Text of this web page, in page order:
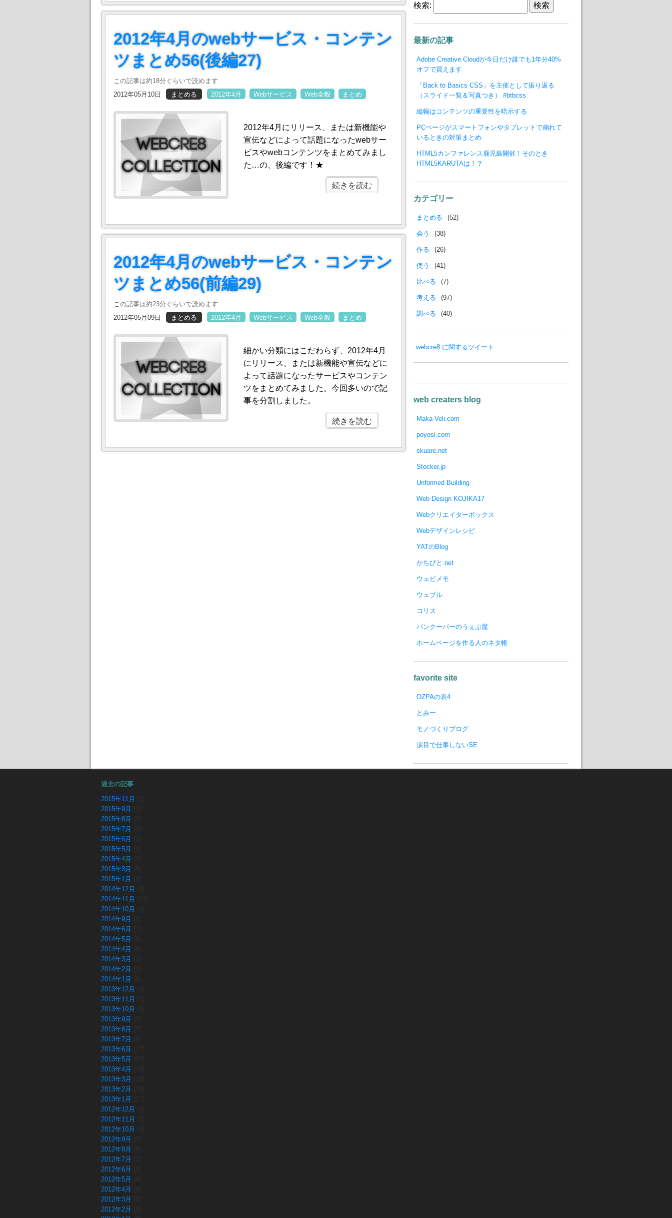
2012年4月のwebサービス・コンテン
ツまとめ56(後編27)
この記事は約18分ぐらいで読めます
2012年05月10日
まとめる 2012年4月 Webサービス Web全般 まとめ
2012年4月にリリース、または新機能や
宣伝などによって話題になったwebサー
ビスやwebコンテンツをまとめてみまし
た…の、後編です！★
続きを読む
2012年4月のwebサービス・コンテン
ツまとめ56(前編29)
この記事は約23分ぐらいで読めます
2012年05月09日
まとめる 2012年4月 Webサービス Web全般 まとめ
細かい分類にはこだわらず、2012年4月
にリリース、または新機能や宣伝などに
よって話題になったサービスやコンテン
ツをまとめてみました。今回多いので記
事を分割しました。
続きを読む
検索:
最新の記事
Adobe Creative Cloudが今日だけ誰でも1年分40%
オフで買えます
「Back to Basics CSS」を主催として振り返る
（スライド一覧＆写真つき） #btbcss
縦幅はコンテンツの重要性を暗示する
PCページがスマートフォンやタブレットで崩れて
いるときの対策まとめ
HTML5カンファレンス鹿児島開催！そのとき
HTML5KARUTAは！？
カテゴリー
まとめる (52)
会う (38)
作る (26)
使う (41)
比べる (7)
考える (97)
調べる (40)
webcre8 に関するツイート
web creaters blog
Maka-Veli.com
poyosi.com
skuare.net
Stocker.jp
Unformed Building
Web Design KOJIKA17
Webクリエイターボックス
Webデザインレシピ
YATのBlog
かちびと.net
ウェビメモ
ウェブル
コリス
バンクーバーのうぇぶ屋
ホームページを作る人のネタ帳
favorite site
OZPAの表4
とみー
モノづくりブログ
涙目で仕事しないSE
過去の記事
2015年11月
2015年9月
2015年8月
2015年7月
2015年6月
2015年5月
2015年4月
2015年3月
2015年1月
2014年12月
2014年11月
2014年10月
2014年9月
2014年6月
2014年5月
2014年4月
2014年3月
2014年2月
2014年1月
2013年12月
2013年11月
2013年10月
2013年9月
2013年8月
2013年7月
2013年6月
2013年5月
2013年4月
2013年3月
2013年2月
2013年1月
2012年12月
2012年11月
2012年10月
2012年9月
2012年8月
2012年7月
2012年6月
2012年5月
2012年4月
2012年3月
2012年2月